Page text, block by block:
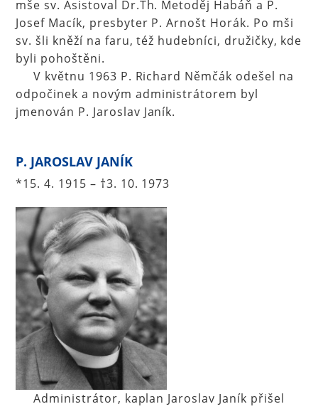
mše sv. Asistoval Dr.Th. Metoděj Habáň a P.
Josef Macík, presbyter P. Arnošt Horák. Po mši
sv. šli kněží na faru, též hudebníci, družičky, kde
byli pohoštěni.
V květnu 1963 P. Richard Němčák odešel na
odpočinek a novým administrátorem byl
jmenován P. Jaroslav Janík.
P. JAROSLAV JANÍK
*15. 4. 1915 – †3. 10. 1973
Administrátor, kaplan Jaroslav Janík přišel